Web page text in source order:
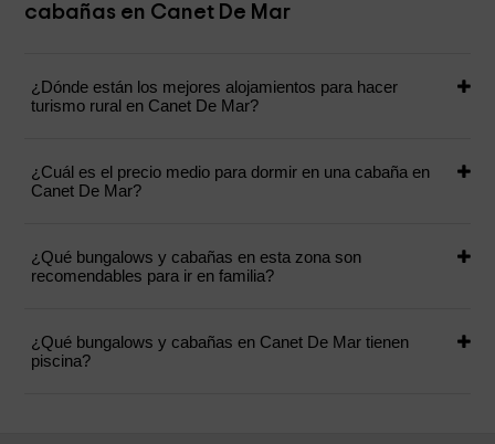
cabañas en Canet De Mar
¿Dónde están los mejores alojamientos para hacer
turismo rural en Canet De Mar?
¿Cuál es el precio medio para dormir en una cabaña en
Canet De Mar?
¿Qué bungalows y cabañas en esta zona son
recomendables para ir en familia?
¿Qué bungalows y cabañas en Canet De Mar tienen
piscina?